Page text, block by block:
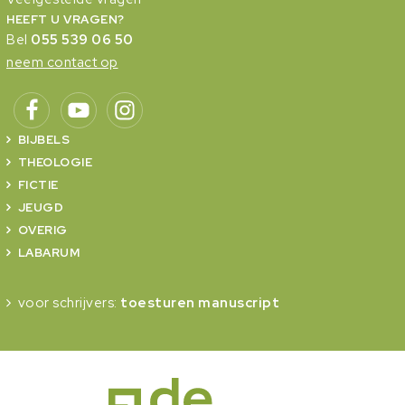
HEEFT U VRAGEN?
Bel 055 539 06 50
neem contact op
BIJBELS
THEOLOGIE
FICTIE
JEUGD
OVERIG
LABARUM
voor schrijvers: toesturen manuscript